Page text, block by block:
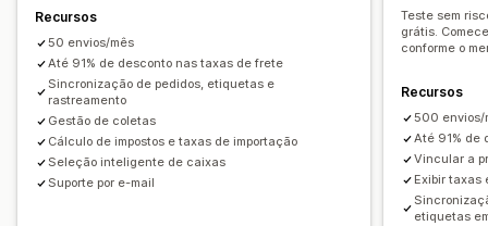
Acompanhamento em tempo real
Página de rastreamento com a marca
Notificações por e-mail Atualizações de pedidos
Análises de frete
Recursos
50 envios/mês
Até 91% de desconto nas taxas de frete
Sincronização de pedidos, etiquetas e
rastreamento
Gestão de coletas
Cálculo de impostos e taxas de importação
Seleção inteligente de caixas
Suporte por e-mail
Teste sem
grátis.
conforme o
Recursos
500 envios/
Até 91% de
Vincular a
Exibir taxas
etiquetas